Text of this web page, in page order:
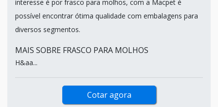
interesse é por frasco para molhos, com a Macpet é
possível encontrar ótima qualidade com embalagens para
diversos segmentos.
MAIS SOBRE FRASCO PARA MOLHOS
H&aa...
Cotar agora